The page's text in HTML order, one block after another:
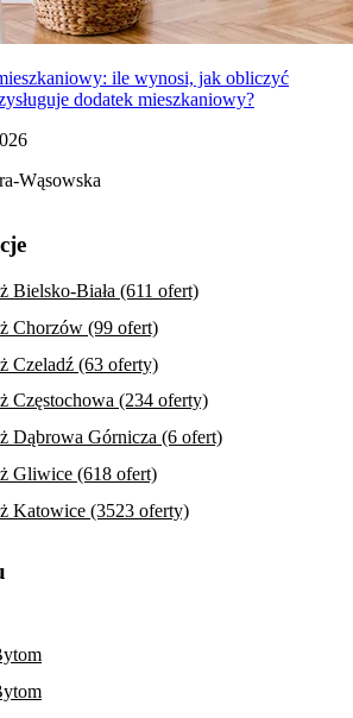
ile wynosi, jak obliczyć
dodatek mieszkaniowy?
Wąsowska
Bielsko-Biała (611 ofert)
Chorzów (99 ofert)
Czeladź (63 oferty)
Częstochowa (234 oferty)
Dąbrowa Górnicza (6 ofert)
Gliwice (618 ofert)
Katowice (3523 oferty)